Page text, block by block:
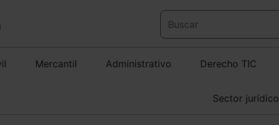
Mercantil Administrativo Derecho TIC
Sector jurídico